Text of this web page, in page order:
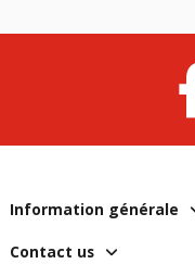
Information générale
Contact us